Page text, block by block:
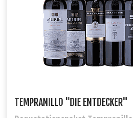
TEMPRANILLO "DIE ENTDECKER"